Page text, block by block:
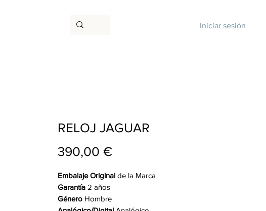
Iniciar sesión
RELOJ JAGUAR
390,00 €Precio
Embalaje Original de la Marca
Garantía 2 años
Género Hombre